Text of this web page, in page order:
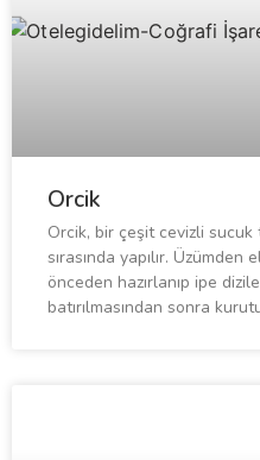
Orcik
Orcik, bir çeşit cevizli
sırasında yapılır. Üzümden
önceden hazırlanıp ipe
batırılmasından sonra